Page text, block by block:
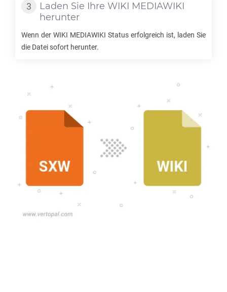
Laden Sie Ihre WIKI MEDIAWIKI
herunter
Wenn der WIKI MEDIAWIKI Status erfolgreich ist, laden Sie
die Datei sofort herunter.